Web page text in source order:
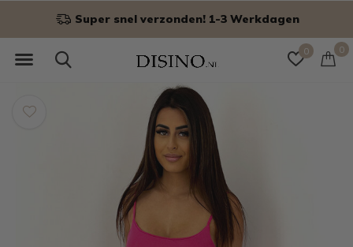
0 0
Super snel verzonden! 1-3 Werkdagen